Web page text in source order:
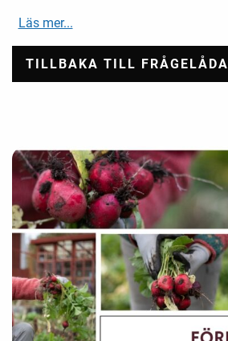
Läs mer...